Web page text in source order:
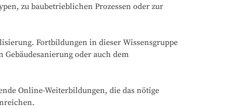
zu baubetrieblichen Prozessen oder zur
Fortbildungen in dieser Wissensgruppe
oder auch dem
Online-Weiterbildungen, die das nötige